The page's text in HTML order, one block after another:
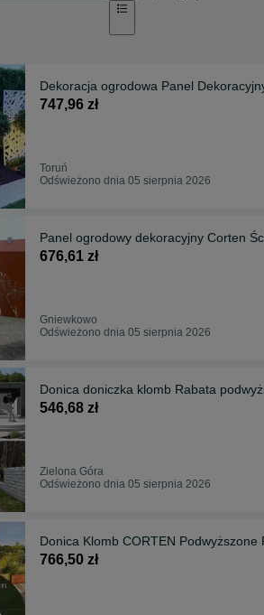
Dekoracja ogrodowa Panel
747,96 zł
Toruń
Odświeżono dnia 05 sierpnia 2026
Panel ogrodowy dekoracyjny Corten
676,61 zł
Gniewkowo
Odświeżono dnia 05 sierpnia 2026
Donica doniczka klomb Rabata
546,68 zł
Zielona Góra
Odświeżono dnia 05 sierpnia 2026
Donica Klomb CORTEN
766,50 zł